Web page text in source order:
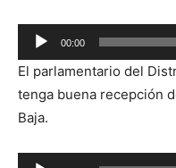
Reproductor
de
audio
00:00
El parlamentario del
tenga buena recepción
Baja.
Reproductor